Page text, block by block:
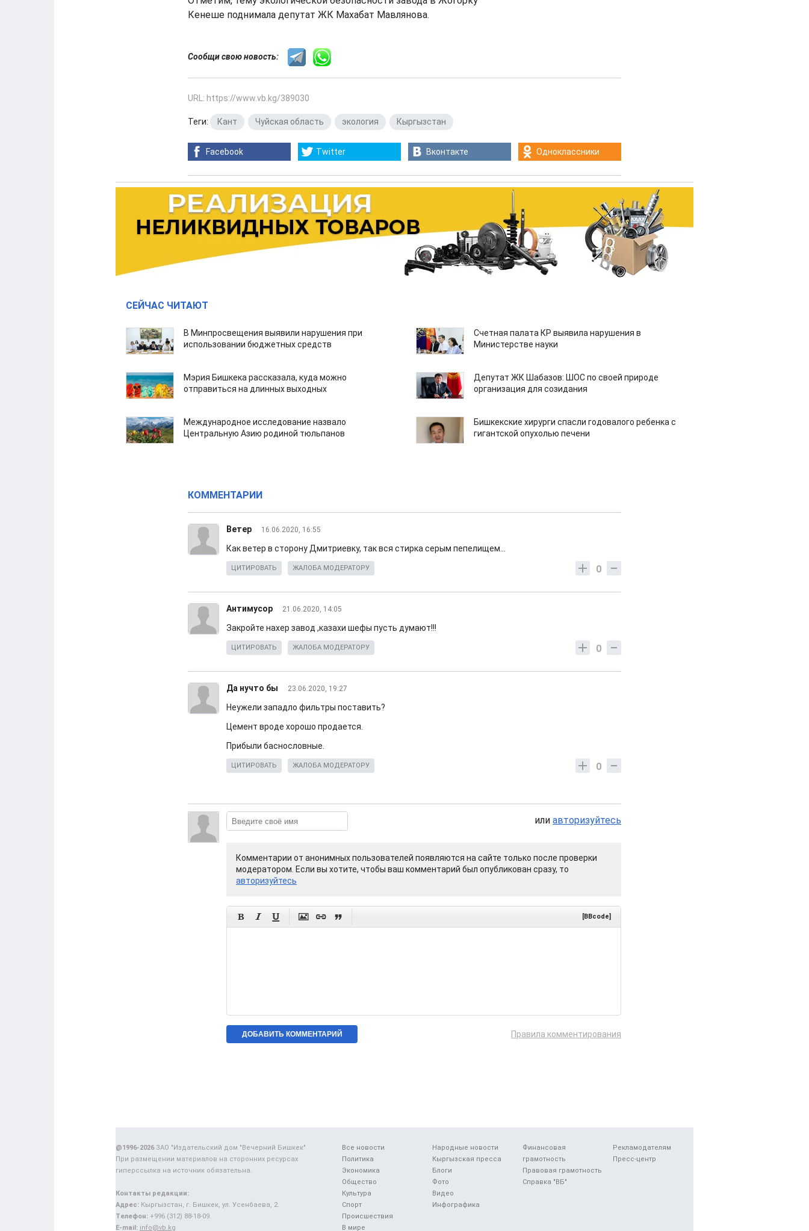
Кенеше поднимала депутат ЖК Махабат Мавлянова.
Сообщи свою новость:
URL: https://www.vb.kg/389030
Теги: Кант Чуйская область экология Кыргызстан
Facebook Twitter Вконтакте Одноклассники
СЕЙЧАС ЧИТАЮТ
В Минпросвещения выявили нарушения при
использовании бюджетных средств
Счетная палата КР выявила нарушения в
Министерстве науки
Мэрия Бишкека рассказала, куда можно
отправиться на длинных выходных
Депутат ЖК Шабазов: ШОС по своей природе
организация для созидания
Международное исследование назвало
Центральную Азию родиной тюльпанов
Бишкекские хирурги спасли годовалого ребенка с
гигантской опухолью печени
КОММЕНТАРИИ
Ветер 16.06.2020, 16:55
Как ветер в сторону Дмитриевку, так вся стирка серым пепелищем...
0
ЦИТИРОВАТЬ ЖАЛОБА МОДЕРАТОРУ
Антимусор 21.06.2020, 14:05
Закройте нахер завод ,казахи шефы пусть думают!!!
0
ЦИТИРОВАТЬ ЖАЛОБА МОДЕРАТОРУ
Да нучто бы 23.06.2020, 19:27
Неужели западло фильтры поставить?
Цемент вроде хорошо продается.
Прибыли баснословные.
0
ЦИТИРОВАТЬ ЖАЛОБА МОДЕРАТОРУ
или авторизуйтесь
Комментарии от анонимных пользователей появляются на сайте только после проверки
модератором. Если вы хотите, чтобы ваш комментарий был опубликован сразу, то
авторизуйтесь
      [BBcode]
Правила комментирования
Все новости
Политика
Экономика
Общество
Культура
Спорт
Происшествия
В мире
Народные новости
Кыргызская пресса
Блоги
Фото
Видео
Инфографика
Финансовая
грамотность
Правовая грамотность
Справка "ВБ"
Рекламодателям
Пресс-центр
@1996-2026ЗАО "Издательский дом "Вечерний Бишкек"
При размещении материалов на сторонних ресурсах
гиперссылка на источник обязательна.
Контакты редакции:
Адрес: Кыргызстан, г. Бишкек, ул. Усенбаева, 2.
Телефон: +996 (312) 88-18-09.
E-mail: info@vb.kg